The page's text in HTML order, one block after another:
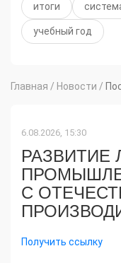
итоги
учебный год
Главная / Новости /
6.08.2026, 15:30
РАЗВИТИЕ
С
Получить ссылку